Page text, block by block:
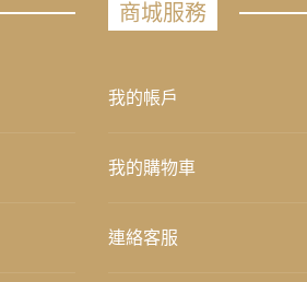
商城服務
我的帳戶
我的購物車
連絡客服